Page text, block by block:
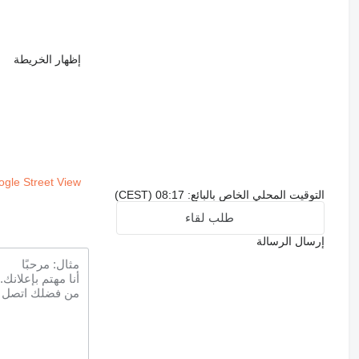
إظهار الخريطة
Street View
التوقيت المحلي الخاص بالبائع: 08:17 (CEST)
طلب لقاء
إرسال الرسالة